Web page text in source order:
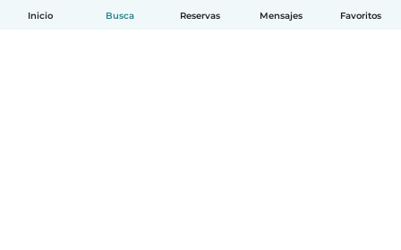
Inicio Busca Reservas Mensajes Favoritos